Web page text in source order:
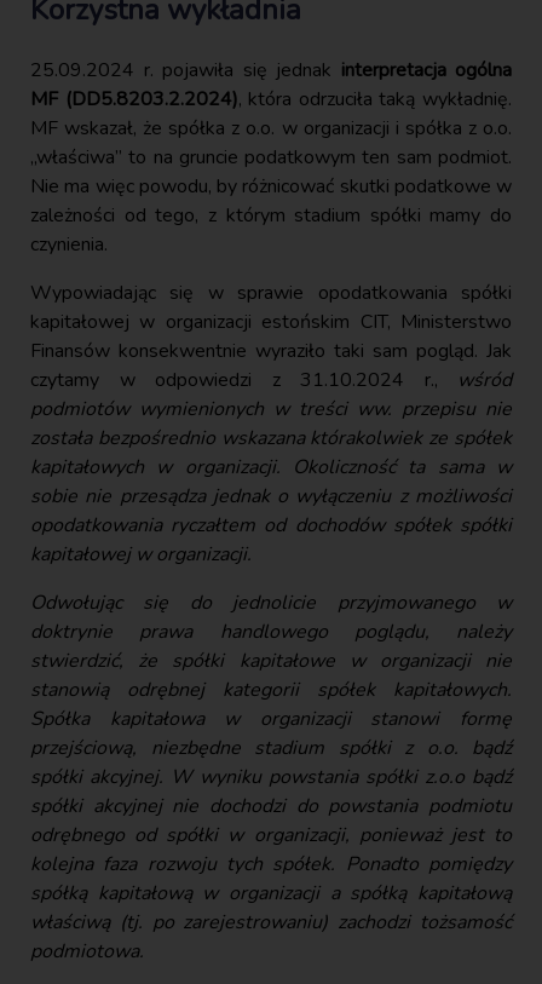
Korzystna wykładnia
25.09.2024 r. pojawiła się jednak interpretacja ogólna
MF (DD5.8203.2.2024), która odrzuciła taką wykładnię.
MF wskazał, że spółka z o.o. w organizacji i spółka z o.o.
„właściwa” to na gruncie podatkowym ten sam podmiot.
Nie ma więc powodu, by różnicować skutki podatkowe w
zależności od tego, z którym stadium spółki mamy do
czynienia.
Wypowiadając się w sprawie opodatkowania spółki
kapitałowej w organizacji estońskim CIT, Ministerstwo
Finansów konsekwentnie wyraziło taki sam pogląd. Jak
czytamy w odpowiedzi z 31.10.2024 r., wśród
podmiotów wymienionych w treści ww. przepisu nie
została bezpośrednio wskazana którakolwiek ze spółek
kapitałowych w organizacji. Okoliczność ta sama w
sobie nie przesądza jednak o wyłączeniu z możliwości
opodatkowania ryczałtem od dochodów spółek spółki
kapitałowej w organizacji.
Odwołując się do jednolicie przyjmowanego w
doktrynie prawa handlowego poglądu, należy
stwierdzić, że spółki kapitałowe w organizacji nie
stanowią odrębnej kategorii spółek kapitałowych.
Spółka kapitałowa w organizacji stanowi formę
przejściową, niezbędne stadium spółki z o.o. bądź
spółki akcyjnej. W wyniku powstania spółki z.o.o bądź
spółki akcyjnej nie dochodzi do powstania podmiotu
odrębnego od spółki w organizacji, ponieważ jest to
kolejna faza rozwoju tych spółek. Ponadto pomiędzy
spółką kapitałową w organizacji a spółką kapitałową
właściwą (tj. po zarejestrowaniu) zachodzi tożsamość
podmiotowa.